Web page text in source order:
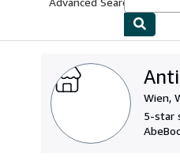
Wien,
5-star